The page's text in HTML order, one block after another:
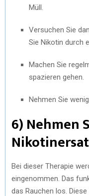
Müll.
Versuchen Sie
Sie Nikotin durch
Machen Sie
spazieren gehen.
Nehmen Sie
6) Nehmen
Bei dieser Therapie
eingenommen. Das
das Rauchen los.